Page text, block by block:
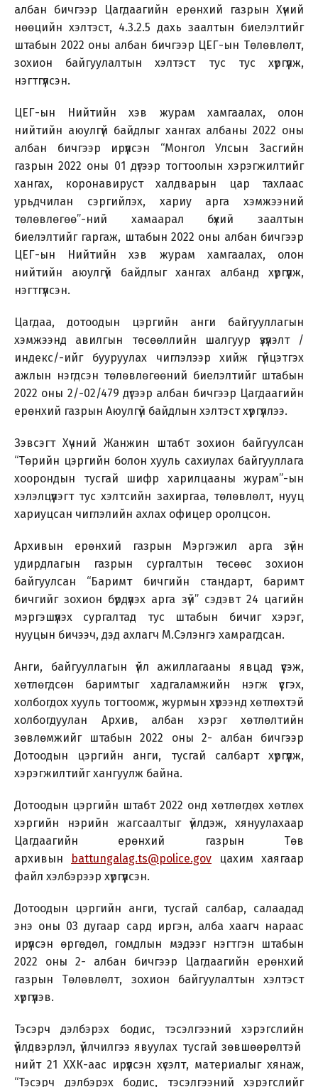
албан бичгээр Цагдаагийн ерөнхий газрын Хүний
нөөцийн хэлтэст, 4.3.2.5 дахь заалтын биелэлтийг
штабын 2022 оны албан бичгээр ЦЕГ-ын Төлөвлөлт,
зохион байгуулалтын хэлтэст тус тус хүргүүлж,
нэгтгүүлсэн.
ЦЕГ-ын Нийтийн хэв журам хамгаалах, олон
нийтийн аюулгүй байдлыг хангах албаны 2022 оны
албан бичгээр ирүүлсэн “Монгол Улсын Засгийн
газрын 2022 оны 01 дүгээр тогтоолын хэрэгжилтийг
хангах, коронавируст халдварын цар тахлаас
урьдчилан сэргийлэх, хариу арга хэмжээний
төлөвлөгөө”-ний хамаарал бүхий заалтын
биелэлтийг гаргаж, штабын 2022 оны албан бичгээр
ЦЕГ-ын Нийтийн хэв журам хамгаалах, олон
нийтийн аюулгүй байдлыг хангах албанд хүргүүлж,
нэгтгүүлсэн.
Цагдаа, дотоодын цэргийн анги байгууллагын
хэмжээнд авилгын төсөөллийн шалгуур үзүүлэлт /
индекс/-ийг бууруулах чиглэлээр хийж гүйцэтгэх
ажлын нэгдсэн төлөвлөгөөний биелэлтийг штабын
2022 оны 2/-02/479 дүгээр албан бичгээр Цагдаагийн
ерөнхий газрын Аюулгүй байдлын хэлтэст хүргүүллээ.
Зэвсэгт Хүчний Жанжин штабт зохион байгуулсан
“Төрийн цэргийн болон хууль сахиулах байгууллага
хоорондын тусгай шифр харилцааны журам”-ын
хэлэлцүүлэгт тус хэлтсийн захиргаа, төлөвлөлт, нууц
хариуцсан чиглэлийн ахлах офицер оролцсон.
Архивын ерөнхий газрын Мэргэжил арга зүйн
удирдлагын газрын сургалтын төсөөс зохион
байгуулсан “Баримт бичгийн стандарт, баримт
бичгийг зохион бүрдүүлэх арга зүй” сэдэвт 24 цагийн
мэргэшүүлэх сургалтад тус штабын бичиг хэрэг,
нууцын бичээч, дэд ахлагч М.Сэлэнгэ хамрагдсан.
Анги, байгууллагын үйл ажиллагааны явцад үүсэж,
хөтлөгдсөн баримтыг хадгаламжийн нэгж үүсгэх,
холбогдох хууль тогтоомж, журмын хүрээнд хөтлөхтэй
холбогдуулан Архив, албан хэрэг хөтлөлтийн
зөвлөмжийг штабын 2022 оны 2- албан бичгээр
Дотоодын цэргийн анги, тусгай салбарт хүргүүлж,
хэрэгжилтийг хангуулж байна.
Дотоодын цэргийн штабт 2022 онд хөтлөгдөх хөтлөх
хэргийн нэрийн жагсаалтыг үйлдэж, хянуулахаар
Цагдаагийн ерөнхий газрын Төв
архивын
battungalag.ts@police.gov цахим хаягаар
файл хэлбэрээр хүргүүлсэн.
Дотоодын цэргийн анги, тусгай салбар, салаадад
энэ оны 03 дугаар сард иргэн, алба хаагч нараас
ирүүлсэн өргөдөл, гомдлын мэдээг нэгтгэн штабын
2022 оны 2- албан бичгээр Цагдаагийн ерөнхий
газрын Төлөвлөлт, зохион байгуулалтын хэлтэст
хүргүүлэв.
Тэсэрч дэлбэрэх бодис, тэсэлгээний хэрэгслийн
үйлдвэрлэл, үйлчилгээ явуулах тусгай зөвшөөрөлтэй
нийт 21 ХХК-аас ирүүлсэн хүсэлт, материалыг хянаж,
“Тэсэрч дэлбэрэх бодис, тэсэлгээний хэрэгслийг